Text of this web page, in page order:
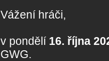
Vážení hráči,
v pondělí 16. října
GWG.